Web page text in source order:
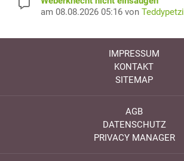
am 08.08.2026 05:16 von Teddypetzi
IMPRESSUM
KONTAKT
SITEMAP
AGB
DATENSCHUTZ
PRIVACY MANAGER